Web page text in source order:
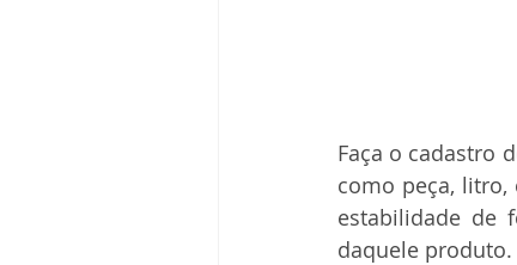
Faça o cadastro
como peça,
estabilidade de
daquele produto.